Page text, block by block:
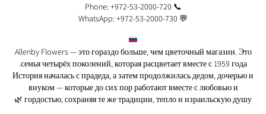
📞 Phone: +972-53-2000-720
💬 WhatsApp: +972-53-2000-730
Allenby Flowers — это гораздо больше, чем цветочный магазин. Это
семья четырёх поколений, которая расцветает вместе с 1959 года.
История началась с прадеда, а затем продолжилась дедом, дочерью и
внуком — которые до сих пор работают вместе с любовью и
гордостью, сохраняя те же традиции, тепло и израильскую душу 🌿